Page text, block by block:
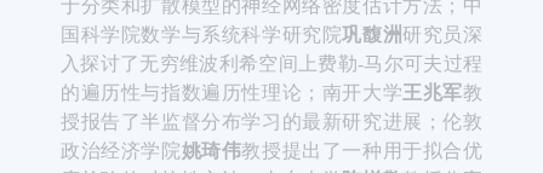
入探讨了无穷维波利希空间上费勒- 马尔可夫过程
的遍历性与指数遍历性理论；南开大学王兆军教
授报告了半监督分布学习的最新研究进展；伦敦
政治经济学院姚琦伟 教授 提出了一种用于拟合优
度检验 的对抗性方法；山东大学 陈增敬教授分享
了Parrondo悖论、双臂机猜想和多模态下的极限定